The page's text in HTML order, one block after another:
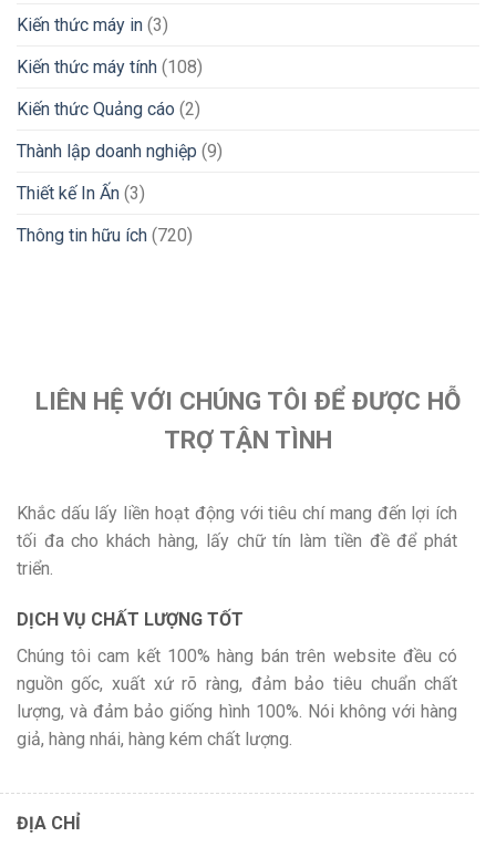
Kiến thức máy in (3)
Kiến thức máy tính (108)
Kiến thức Quảng cáo (2)
Thành lập doanh nghiệp (9)
Thiết kế In Ấn (3)
Thông tin hữu ích (720)
LIÊN HỆ VỚI CHÚNG TÔI ĐỂ ĐƯỢC HỖ
TRỢ TẬN TÌNH
Khắc dấu lấy liền hoạt động với tiêu chí mang đến lợi ích
tối đa cho khách hàng, lấy chữ tín làm tiền đề để phát
triển.
DỊCH VỤ CHẤT LƯỢNG TỐT
Chúng tôi cam kết 100% hàng bán trên website đều có
nguồn gốc, xuất xứ rõ ràng, đảm bảo tiêu chuẩn chất
lượng, và đảm bảo giống hình 100%. Nói không với hàng
giả, hàng nhái, hàng kém chất lượng.
ĐỊA CHỈ